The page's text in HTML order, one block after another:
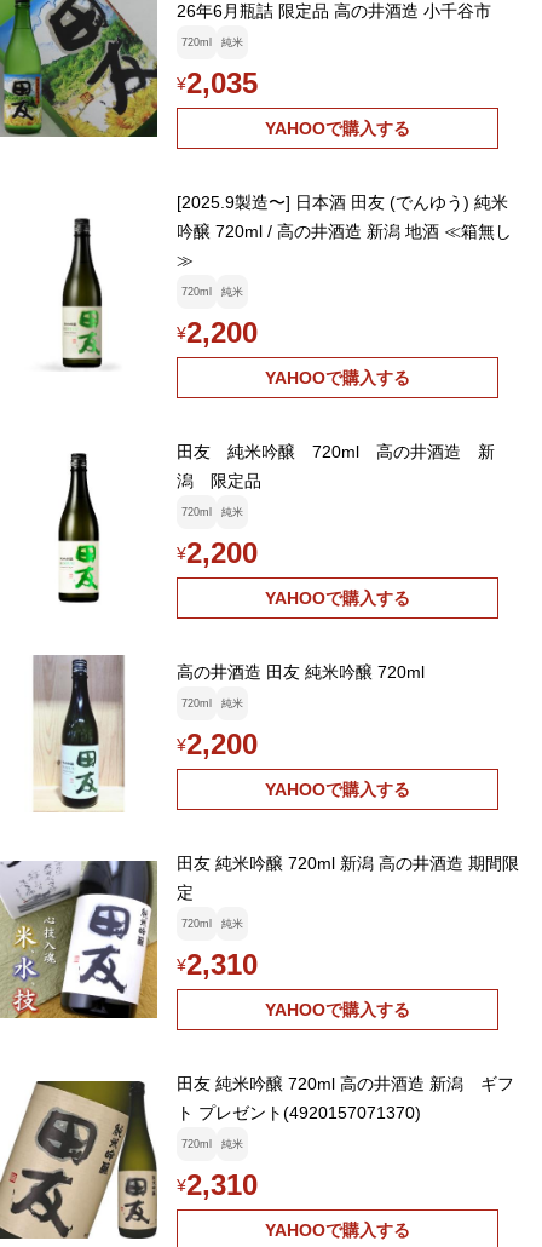
26年6月瓶詰 限定品 高の井酒造 小千谷市
720ml 純米
¥2,035
YAHOOで購入する
[2025.9製造〜] 日本酒 田友 (でんゆう) 純米
吟醸 720ml / 高の井酒造 新潟 地酒 ≪箱無し
≫
720ml 純米
¥2,200
YAHOOで購入する
田友 純米吟醸 720ml 高の井酒造 新
潟 限定品
720ml 純米
¥2,200
YAHOOで購入する
高の井酒造 田友 純米吟醸 720ml
720ml 純米
¥2,200
YAHOOで購入する
田友 純米吟醸 720ml 新潟 高の井酒造 期間限
定
720ml 純米
¥2,310
YAHOOで購入する
田友 純米吟醸 720ml 高の井酒造 新潟 ギフ
ト プレゼント(4920157071370)
720ml 純米
¥2,310
YAHOOで購入する